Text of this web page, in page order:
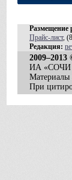
Прайс-лист,
Редакция:
ИА «СОЧИ
Материалы
При